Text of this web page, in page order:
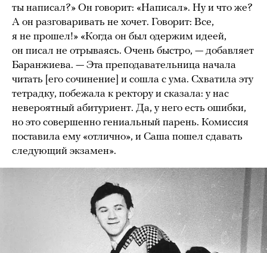
ты написал?» Он говорит: «Написал». Ну и что же?
А он разговаривать не хочет. Говорит: Все,
я не прошел!» «Когда он был одержим идеей,
он писал не отрываясь. Очень быстро, — добавляет
Баранжиева. — Эта преподавательница начала
читать [его сочинение] и сошла с ума. Схватила эту
тетрадку, побежала к ректору и сказала: у нас
невероятный абитуриент. Да, у него есть ошибки,
но это совершенно гениальный парень. Комиссия
поставила ему «отлично», и Саша пошел сдавать
следующий экзамен».